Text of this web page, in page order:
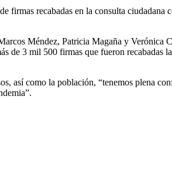
recabadas en la consulta ciudadana
Méndez, Patricia Magaña y Verónica
3 mil 500 firmas que fueron recabadas
así como la población, “tenemos plena